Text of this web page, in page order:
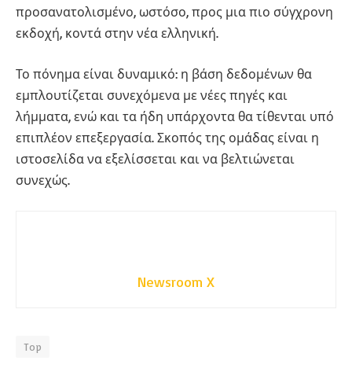
προσανατολισμένο, ωστόσο, προς μια πιο σύγχρονη
εκδοχή, κοντά στην νέα ελληνική.
Το πόνημα είναι δυναμικό: η βάση δεδομένων θα
εμπλουτίζεται συνεχόμενα με νέες πηγές και
λήμματα, ενώ και τα ήδη υπάρχοντα θα τίθενται υπό
επιπλέον επεξεργασία. Σκοπός της ομάδας είναι η
ιστοσελίδα να εξελίσσεται και να βελτιώνεται
συνεχώς.
Newsroom X
Top